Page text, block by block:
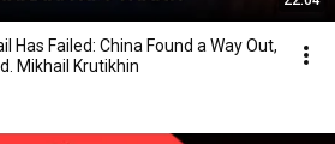
Has Failed: China Found a Way Out,
Mikhail Krutikhin